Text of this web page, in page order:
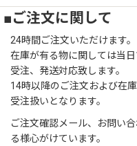
■ご注文に関して
24時間ご注文いただけます。
在庫が有る物に関しては当
受注、発送対応致します。
14時以降のご注文および在
受注扱いとなります。
ご注文確認メール、お問い
る様心がけています。